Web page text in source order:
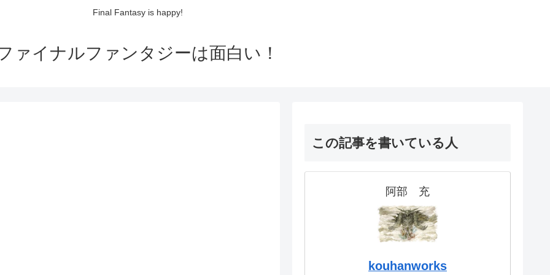
Final Fantasy is happy!
ァイナルファンタジーは面白い！
この記事を書いている人
阿部 充
kouhanworks